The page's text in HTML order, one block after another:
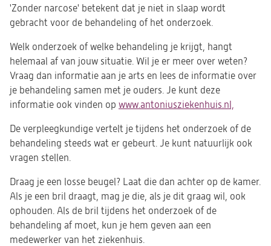
'Zonder narcose' betekent dat je niet in slaap wordt
gebracht voor de behandeling of het onderzoek.
Welk onderzoek of welke behandeling je krijgt, hangt
helemaal af van jouw situatie. Wil je er meer over weten?
Vraag dan informatie aan je arts en lees de informatie over
je behandeling samen met je ouders. Je kunt deze
informatie ook vinden op www.antoniusziekenhuis.nl,
De verpleegkundige vertelt je tijdens het onderzoek of de
behandeling steeds wat er gebeurt. Je kunt natuurlijk ook
vragen stellen.
Draag je een losse beugel? Laat die dan achter op de kamer.
Als je een bril draagt, mag je die, als je dit graag wil, ook
ophouden. Als de bril tijdens het onderzoek of de
behandeling af moet, kun je hem geven aan een
medewerker van het ziekenhuis.